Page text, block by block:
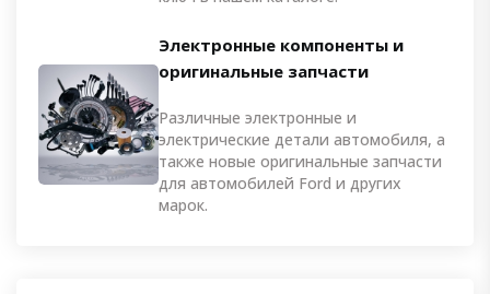
Электронные компоненты и
оригинальные запчасти
Различные электронные и
электрические детали автомобиля, а
также новые оригинальные запчасти
для автомобилей Ford и других
марок.